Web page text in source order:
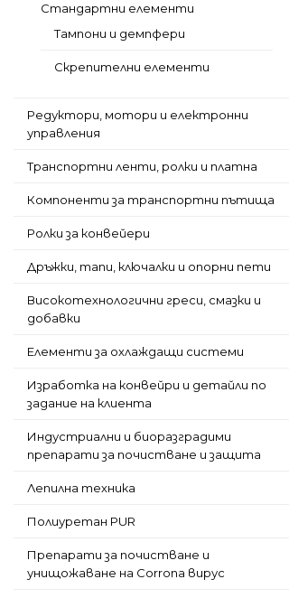
Стандартни елементи
Тампони и демпфери
Скрепителни елементи
Редуктори, мотори и електронни
управления
Транспортни ленти, ролки и платна
Компоненти за транспортни пътища
Ролки за конвейери
Дръжки, тапи, ключалки и опорни пети
Високотехнологични греси, смазки и
добавки
Елементи за охлаждащи системи
Изработка на конвейри и детайли по
задание на клиента
Индустриални и биоразградими
препарати за почистване и защита
Лепилна техника
Полиуретан PUR
Препарати за почистване и
унищожаване на Corrona вирус